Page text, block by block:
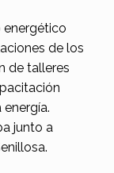
energético
de los
de talleres
junto a